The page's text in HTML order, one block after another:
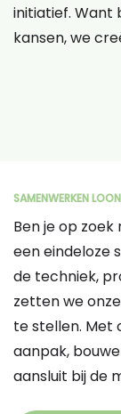
initiatief. Want
kansen, we
SAMENWERKEN
Ben je op
een eindeloze
de techniek,
zetten we
te stellen. Met
aanpak,
aansluit bij de